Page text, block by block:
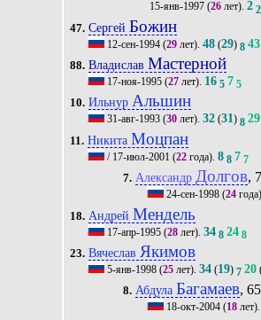
15-янв-1997(26лет). 2 2
47. Сергей Божин
12-сен-1994 (29 лет).48 (29) 8 43
88. Владислав Мастерной
17-ноя-1995 (27 лет). 16 5 7 5
10. ИльнурАльшин
31-авг-1993 (30 лет).32 (31) 8 29
11. Никита Моцпан
/ 17-июл-2001 (22 года).8 8 7 7
7. Александр Долгов,
24-сен-1998(24
18. Андрей Мендель
17-апр-1995 (28 лет).34 8 24 8
23. Вячеслав Якимов
5-янв-1998 (25 лет).34 (19) 7 20
8. АбдулаБагамаев,
18-окт-2004(18лет).